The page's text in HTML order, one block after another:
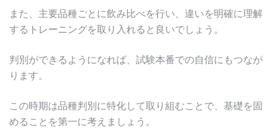
また、主要品種ごとに飲み比べを行い、違いを明確に理解
するトレーニングを取り入れると良いでしょう。
判別ができるようになれば、試験本番での自信にもつなが
ります。
この時期は品種判別に特化して取り組むことで、基礎を固
めることを第一に考えましょう。